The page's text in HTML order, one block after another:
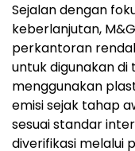
Sejalan dengan
keberlanjutan,
perkantoran
untuk digunakan di
menggunakan
emisi sejak tahap
sesuai standar
diverifikasi melalui